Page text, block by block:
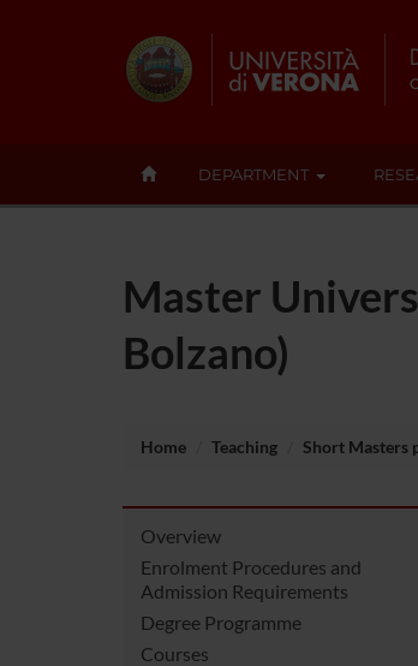
DEPARTMENT
Master
Bolzano)
Home Teaching Short Masters
Overview
Enrolment Procedures and
Admission Requirements
Degree Programme
Courses